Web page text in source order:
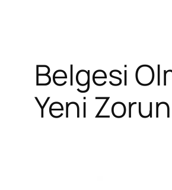
Belgesi
Yeni